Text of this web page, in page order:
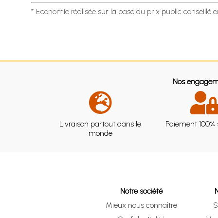
* Economie réalisée sur la base du prix public conseillé
Nos
Livraison partout dans le
monde
Paiement
Notre société
Mieux nous connaître